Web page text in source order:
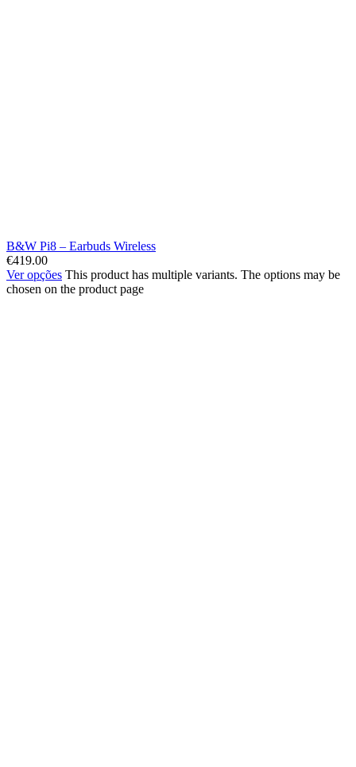
B&W Pi8 – Earbuds Wireless
€419.00
Ver opções This product has multiple variants. The options may be
chosen on the product page